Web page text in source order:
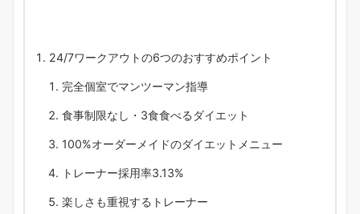
24/7ワークアウトの6つのおすすめポイント
完全個室でマンツーマン指導
食事制限なし・3食食べるダイエット
100%オーダーメイドのダイエットメニュー
トレーナー採用率3.13%
楽しさも重視するトレーナー